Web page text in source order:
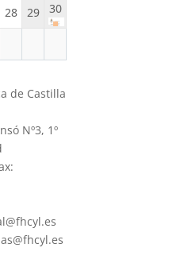
28 29 30
de Castilla
Nº3, 1º